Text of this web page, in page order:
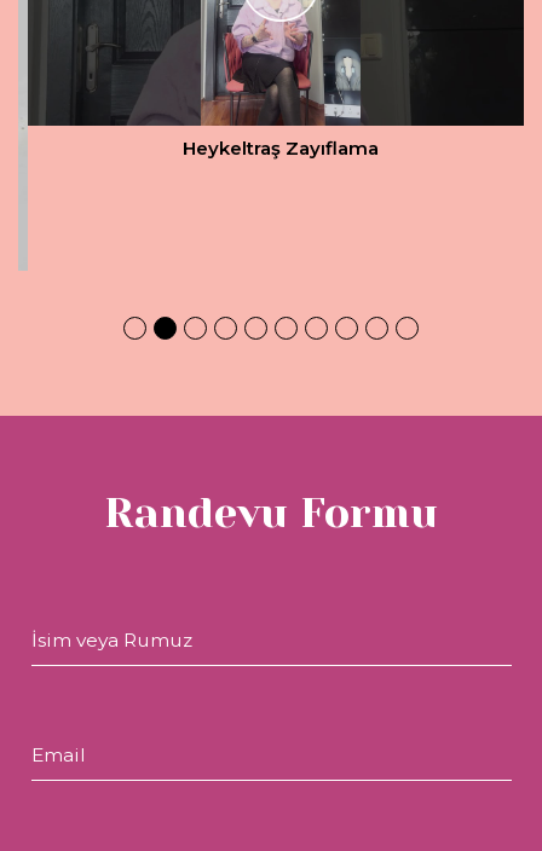
Heykeltraş Zayıflama
Randevu Formu
İsim veya Rumuz
Email